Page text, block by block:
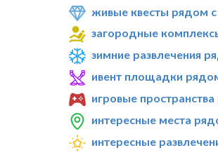
живые квесты рядом
загородные
зимние развлечения
ивент площадки
игровые
интересные места
интересные